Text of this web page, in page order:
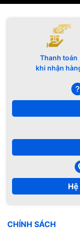
Thanh toán
khi nhận
CHÍNH SÁCH